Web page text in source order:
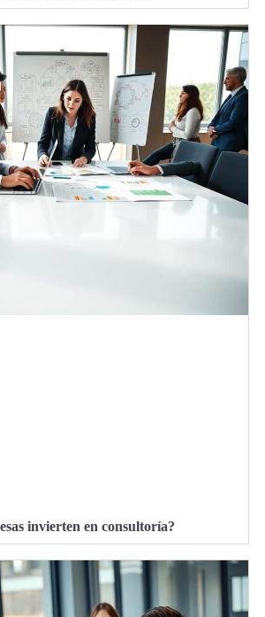
invierten en consultoría?